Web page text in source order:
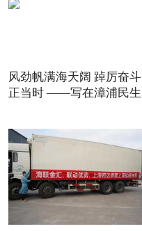
风劲帆满海天阔 踔厉奋斗
正当时 ——写在漳浦民生